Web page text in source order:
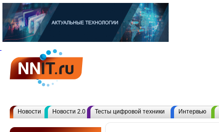
Новости Новости 2.0 Тесты цифровой техники Интервью